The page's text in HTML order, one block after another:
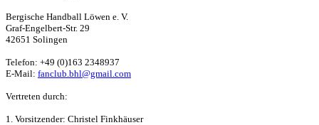
Bergische Handball Löwen e. V.
Graf-Engelbert-Str. 29
42651 Solingen
Telefon: +49 (0)163 2348937
E-Mail: fanclub.bhl@gmail.com
Vertreten durch:
1. Vorsitzender: Christel Finkhäuser